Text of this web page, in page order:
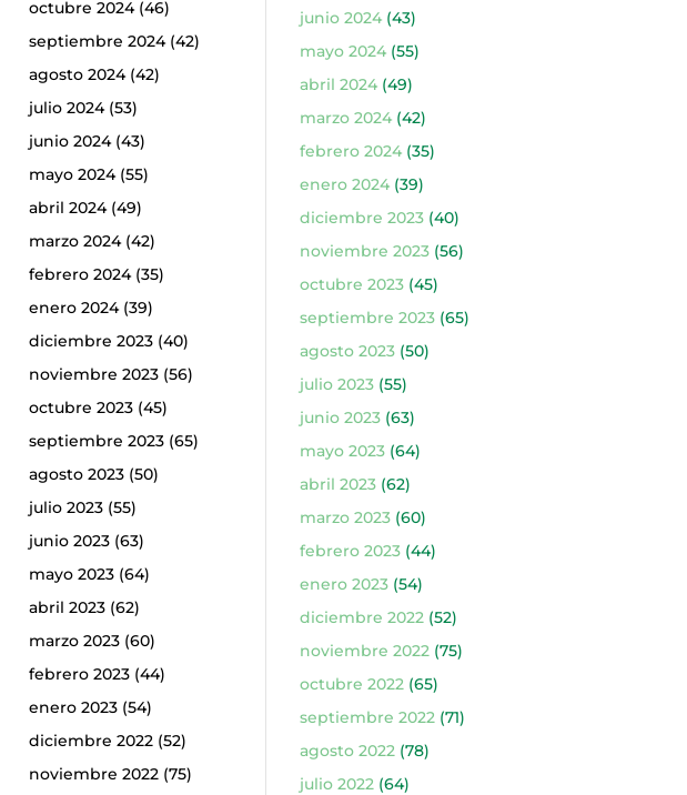
octubre 2024(46)
septiembre 2024(42)
agosto 2024(42)
julio 2024(53)
junio 2024(43)
mayo 2024(55)
abril 2024(49)
marzo 2024(42)
febrero 2024(35)
enero 2024(39)
diciembre 2023 (40)
noviembre 2023 (56)
octubre 2023 (45)
septiembre 2023 (65)
agosto 2023 (50)
julio 2023 (55)
junio 2023 (63)
mayo 2023 (64)
abril 2023 (62)
marzo 2023 (60)
febrero 2023 (44)
enero 2023 (54)
diciembre 2022 (52)
noviembre 2022 (75)
junio 2024(43)
mayo 2024(55)
abril 2024(49)
marzo 2024(42)
febrero 2024(35)
enero 2024(39)
diciembre 2023(40)
noviembre 2023(56)
octubre 2023(45)
septiembre 2023(65)
agosto 2023(50)
julio 2023(55)
junio 2023(63)
mayo 2023(64)
abril 2023(62)
marzo 2023(60)
febrero 2023(44)
enero 2023(54)
diciembre 2022(52)
noviembre 2022(75)
octubre 2022(65)
septiembre 2022(71)
agosto 2022(78)
julio 2022(64)